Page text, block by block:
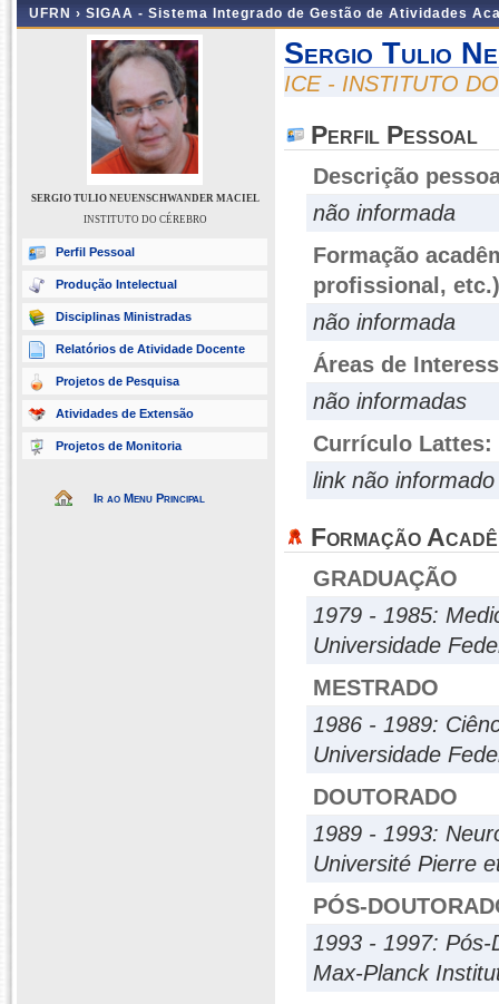
UFRN › SIGAA - Sistema Integrado de Gestão de Atividades
SERGIO TULIO NEUENSCHWANDER MACIEL
INSTITUTO DO CÉREBRO
Perfil Pessoal
Produção Intelectual
Disciplinas Ministradas
Relatórios de Atividade Docente
Projetos de Pesquisa
Atividades de Extensão
Projetos de Monitoria
Ir ao Menu Principal
Sergio Tulio
ICE - INSTITUTO
Perfil Pessoal
Descrição
não informada
Formação
profissional, etc.)
não informada
Áreas de
não informadas
Currículo Lattes:
link não informado
Formação
GRADUAÇÃO
1979 - 1985:
Universidade
MESTRADO
1986 - 1989:
Universidade
DOUTORADO
1989 - 1993:
Université Pierre
PÓS-
1993 - 1997: Pós-
Max-Planck